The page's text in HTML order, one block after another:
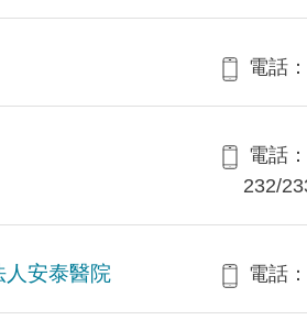
電話
電話
232/
人安泰醫院 電話